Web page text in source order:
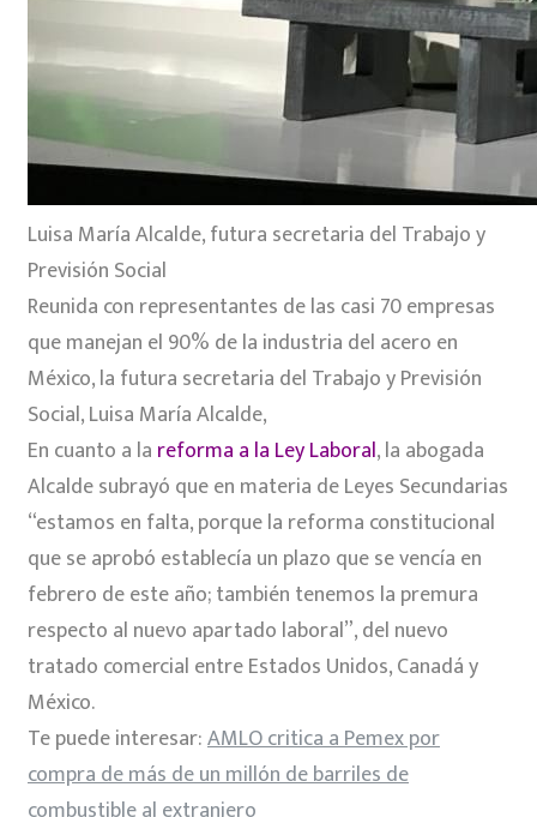
Luisa María Alcalde, futura secretaria del Trabajo y
Previsión Social
Reunida con representantes de las casi 70 empresas
que manejan el 90% de la industria del acero en
México, la futura secretaria del Trabajo y Previsión
Social, Luisa María Alcalde,
En cuanto a la reforma a la Ley Laboral, la abogada
Alcalde subrayó que en materia de Leyes Secundarias
“estamos en falta, porque la reforma constitucional
que se aprobó establecía un plazo que se vencía en
febrero de este año; también tenemos la premura
respecto al nuevo apartado laboral”, del nuevo
tratado comercial entre Estados Unidos, Canadá y
México.
Te puede interesar:AMLO critica a Pemex por
compra de más de un millón de barriles de